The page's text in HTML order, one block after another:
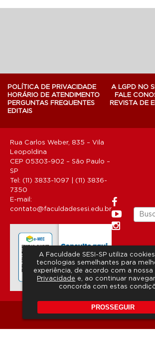
POLÍTICA DE PRIVACIDADE
A LGPD NO
HORÁRIO DE ATENDIMENTO
FALE
PERGUNTAS FREQUENTES
REVISTA DE
EDITAIS
Rua Carlos Weber, 835 – Vila
Leopoldina
CEP 05303-902 – São Paulo –
SP
Tel: (11) 3833-1097 | (11) 3836-
7350
E-mail:
contato@faculdadesesi.edu.br
Copyright 2026 © Todos os direitos
A Faculdade SESI-SP utiliza
tecnologias semelhantes para
experiência, de acordo com a nossa
Privacidade e, ao continuar
concorda com estas
PROSSEGUIR